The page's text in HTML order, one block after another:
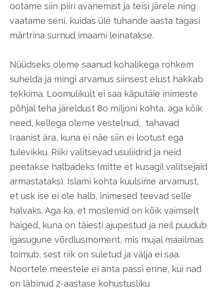
ootame siin piiri avanemist ja teisi järele ning
vaatame seni, kuidas üle tuhande aasta tagasi
märtrina surnud imaami leinatakse.
Nüüdseks oleme saanud kohalikega rohkem
suhelda ja mingi arvamus siinsest elust hakkab
tekkima. Loomulikult ei saa käputäie inimeste
põhjal teha järeldust 80 miljoni kohta, aga kõik
need, kellega oleme vestelnud, tahavad
Iraanist ära, kuna ei näe siin ei lootust ega
tulevikku. Riiki valitsevad usuliidrid ja neid
peetakse halbadeks (mitte et kusagil valitsejaid
armastataks). Islami kohta kuulsime arvamust,
et usk ise ei ole halb, inimesed teevad selle
halvaks. Aga ka, et moslemid on kõik vaimselt
haiged, kuna on täiesti ajupestud ja neil puudub
igasugune võrdlusmoment, mis mujal maailmas
toimub, sest riik on suletud ja välja ei saa.
Noortele meestele ei anta passi enne, kui nad
on läbinud 2-aastase kohustusliku